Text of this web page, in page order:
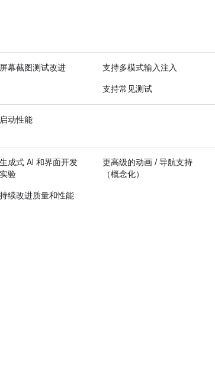
屏幕截图测试改进
支持多模式输入注入
支持常见测试
启动性能
生成式 AI 和界面开发
实验
持续改进质量和性能
更高级的动画 / 导航支持
（概念化）